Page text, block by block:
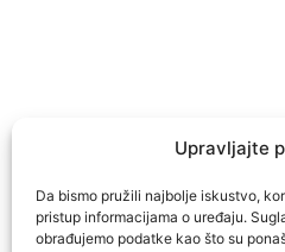
Upravljajte
Da bismo pružili najbolje iskustvo,
pristup informacijama o uređaju.
obrađujemo podatke kao što su